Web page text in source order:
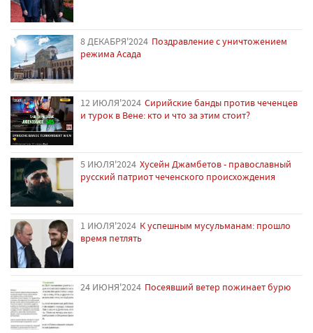
8 ДЕКАБРЯ'2024 Поздравление с уничтожением
режима Асада
12 ИЮЛЯ'2024 Сирийские банды против чеченцев
и турок в Вене: кто и что за этим стоит?
5 ИЮЛЯ'2024 Хусейн Джамбетов - православный
русский патриот чеченского происхождения
1 ИЮЛЯ'2024 К успешным мусульманам: прошло
время петлять
24 ИЮНЯ'2024 Посеявший ветер пожинает бурю